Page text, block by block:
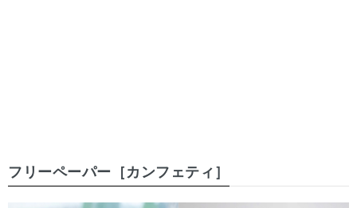
フリーペーパー［カンフェティ］